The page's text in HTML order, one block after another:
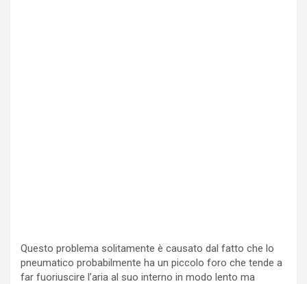
Questo problema solitamente è causato dal fatto che lo
pneumatico probabilmente ha un piccolo foro che tende a
far fuoriuscire l’aria al suo interno in modo lento ma